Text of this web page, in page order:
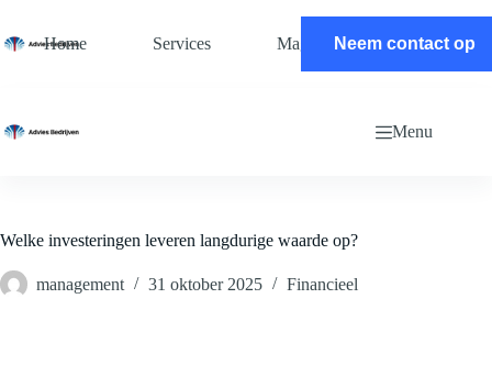
de
Home Services Magazine Contact
Neem contact op
Menu
Welke investeringen leveren langdurige waarde op?
management 31 oktober 2025 Financieel